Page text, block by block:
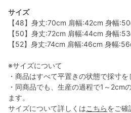
サイズ
【48】身丈:70cm 肩幅:42cm 身幅
【50】身丈:72cm 肩幅:44cm 身幅
【52】身丈:74cm 肩幅:46cm 身幅
※サイズについて
・商品はすべて平置きの状態で採寸を
・同商品でも、生産の過程で1～2cm
ます。
サイズについて詳しくはこちらをご確